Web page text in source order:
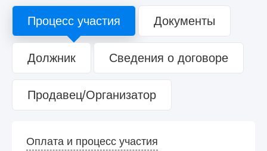
Процесс участия Документы
Должник Сведения о договоре
Продавец/Организатор
Оплата и процесс участия